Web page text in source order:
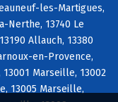
les-Martigues,
Nerthe, 13740 Le
Allauch, 13380
en-Provence,
13001 Marseille, 13002
13005 Marseille,